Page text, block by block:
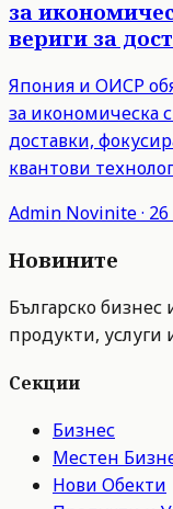
за
вериги за
Япония и ОИСР
за икономическа
доставки,
квантови
Admin Novinite·
Новините
Българско
продукти, услуги
Секции
Бизнес
Местен
Нови Обекти